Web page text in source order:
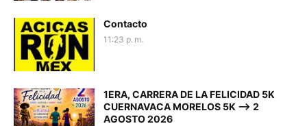
Contacto
11:23 p. m.
1ERA, CARRERA DE LA FELICIDAD 5K
CUERNAVACA MORELOS 5K --> 2
AGOSTO 2026